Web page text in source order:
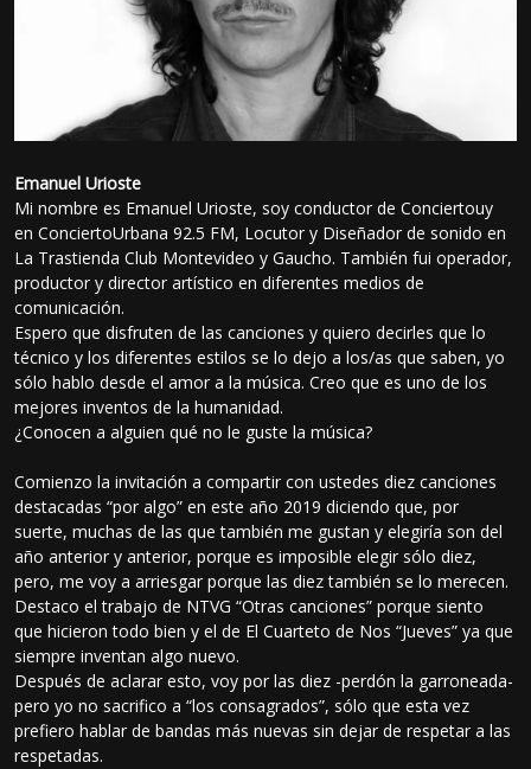
Emanuel Urioste
Mi nombre es Emanuel Urioste, soy conductor de Conciertouy
en ConciertoUrbana 92.5 FM, Locutor y Diseñador de sonido en
La Trastienda Club Montevideo y Gaucho. También fui operador,
productor y director artístico en diferentes medios de
comunicación.
Espero que disfruten de las canciones y quiero decirles que lo
técnico y los diferentes estilos se lo dejo a los/as que saben, yo
sólo hablo desde el amor a la música. Creo que es uno de los
mejores inventos de la humanidad.
¿Conocen a alguien qué no le guste la música?
Comienzo la invitación a compartir con ustedes diez canciones
destacadas “por algo” en este año 2019 diciendo que, por
suerte, muchas de las que también me gustan y elegiría son del
año anterior y anterior, porque es imposible elegir sólo diez,
pero, me voy a arriesgar porque las diez también se lo merecen.
Destaco el trabajo de NTVG “Otras canciones” porque siento
que hicieron todo bien y el de El Cuarteto de Nos “Jueves” ya que
siempre inventan algo nuevo.
Después de aclarar esto, voy por las diez -perdón la garroneada-
pero yo no sacrifico a “los consagrados”, sólo que esta vez
prefiero hablar de bandas más nuevas sin dejar de respetar a las
respetadas.